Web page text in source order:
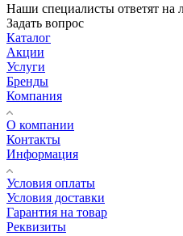
Наши специалисты ответят
Задать вопрос
Каталог
Акции
Услуги
Бренды
Компания
О компании
Контакты
Информация
Условия оплаты
Условия доставки
Гарантия на товар
Реквизиты